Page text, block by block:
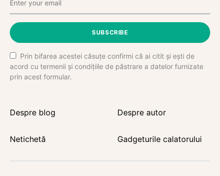
SUBSCRIBE
Prin bifarea acestei căsuțe confirmi că ai citit și ești de
acord cu termenii și condițiile de păstrare a datelor furnizate
prin acest formular.
Despre blog Despre autor
Netichetă Gadgeturile calatorului